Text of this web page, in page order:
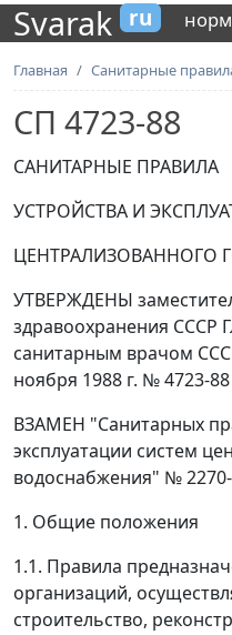
Svarak ru
Главная Санитарные
СП 4723-88
САНИТАРНЫЕ ПРАВИЛА
УСТРОЙСТВА И
ЦЕНТРАЛИЗОВАННОГО
УТВЕРЖДЕНЫ
здравоохранения СССР
санитарным врачом
ноября 1988 г. № 4723-88
ВЗАМЕН "Санитарных
эксплуатации систем
водоснабжения" № 2270-
1. Общие положения
1.1. Правила
организаций,
строительство,